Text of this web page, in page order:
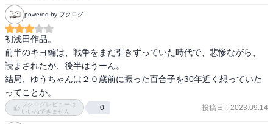
じ？時代背景もあると思うので仕方ない部分もあるけど、真澄さん
とか、もっと男の人がいなくても生きていける女性だったんじゃな
いかとか思ったり…
まぁこれは、私の女性にこうあって欲しいという願望かもしれない
けど。
兎にも角にも、エピソードも文体も表現もとても良い作家さんです
ので、是非他の作品も読みたいと思います。
powered by ブクログ
初浅田作品。
前半のキヨ編は、戦争をまだ引きずっていた時代で、悲惨ながら、
読まされたが、後半はうーん。
結局、ゆうちゃんは２０歳前に振った百合子を30年近く想っていた
ってことか。
ブクログレビューは
いいねできません
0 投稿日 : 2023.09.14